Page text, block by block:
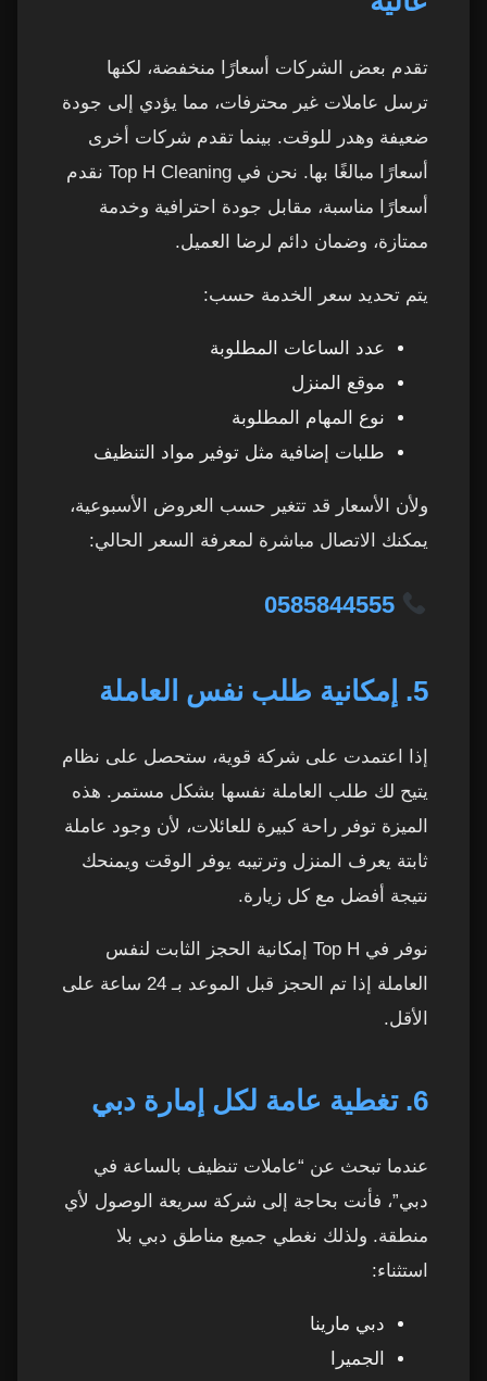
تقدم بعض الشركات أسعارًا منخفضة، لكنها
ترسل عاملات غير محترفات، مما يؤدي إلى جودة
ضعيفة وهدر للوقت. بينما تقدم شركات أخرى
أسعارًا مبالغًا بها. نحن في Top H Cleaning نقدم
أسعارًا مناسبة، مقابل جودة احترافية وخدمة
ممتازة، وضمان دائم لرضا العميل.
يتم تحديد سعر الخدمة حسب:
عدد الساعات المطلوبة
موقع المنزل
نوع المهام المطلوبة
طلبات إضافية مثل توفير مواد التنظيف
ولأن الأسعار قد تتغير حسب العروض الأسبوعية،
يمكنك الاتصال مباشرة لمعرفة السعر الحالي:
0585844555
5. إمكانية طلب نفس العاملة
إذا اعتمدت على شركة قوية، ستحصل على نظام
يتيح لك طلب العاملة نفسها بشكل مستمر. هذه
الميزة توفر راحة كبيرة للعائلات، لأن وجود عاملة
ثابتة يعرف المنزل وترتيبه يوفر الوقت ويمنحك
نتيجة أفضل مع كل زيارة.
نوفر في Top H إمكانية الحجز الثابت لنفس
العاملة إذا تم الحجز قبل الموعد بـ 24 ساعة على
الأقل.
6. تغطية عامة لكل إمارة دبي
عندما تبحث عن “عاملات تنظيف بالساعة في
دبي”، فأنت بحاجة إلى شركة سريعة الوصول لأي
منطقة. ولذلك نغطي جميع مناطق دبي بلا
استثناء:
دبي مارينا
الجميرا